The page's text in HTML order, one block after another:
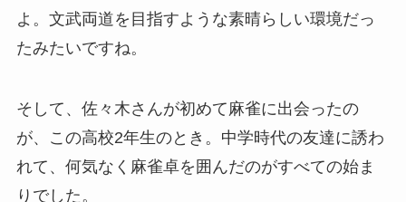
よ。文武両道を目指すような素晴らしい環境だっ
たみたいですね。
そして、佐々木さんが初めて麻雀に出会ったの
が、この高校2年生のとき。中学時代の友達に誘わ
れて、何気なく麻雀卓を囲んだのがすべての始ま
りでした。